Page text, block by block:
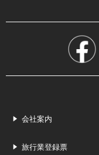
会社案内
旅行業登録票